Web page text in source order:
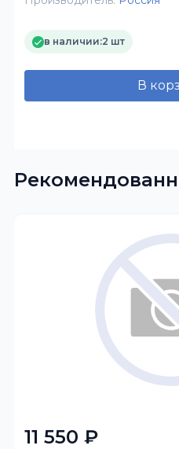
в наличии:2 шт
В
11 550 ₽